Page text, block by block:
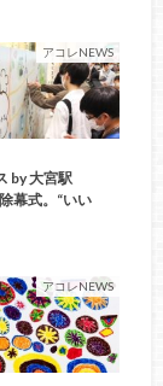
アコレNEWS
by 大宮駅
幕式。“いい
アコレNEWS